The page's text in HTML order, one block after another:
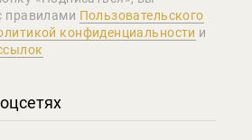
правилами Пользовательского
конфиденциальности и